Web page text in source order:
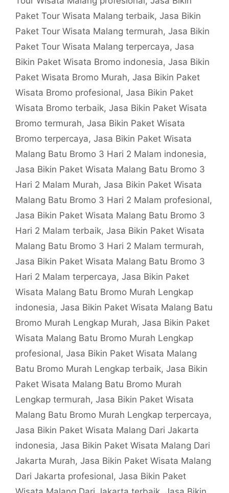
Paket Tour Wisata Malang terbaik, Jasa Bikin
Paket Tour Wisata Malang termurah, Jasa Bikin
Paket Tour Wisata Malang terpercaya, Jasa
Bikin Paket Wisata Bromo indonesia, Jasa Bikin
Paket Wisata Bromo Murah, Jasa Bikin Paket
Wisata Bromo profesional, Jasa Bikin Paket
Wisata Bromo terbaik, Jasa Bikin Paket Wisata
Bromo termurah, Jasa Bikin Paket Wisata
Bromo terpercaya, Jasa Bikin Paket Wisata
Malang Batu Bromo 3 Hari 2 Malam indonesia,
Jasa Bikin Paket Wisata Malang Batu Bromo 3
Hari 2 Malam Murah, Jasa Bikin Paket Wisata
Malang Batu Bromo 3 Hari 2 Malam profesional,
Jasa Bikin Paket Wisata Malang Batu Bromo 3
Hari 2 Malam terbaik, Jasa Bikin Paket Wisata
Malang Batu Bromo 3 Hari 2 Malam termurah,
Jasa Bikin Paket Wisata Malang Batu Bromo 3
Hari 2 Malam terpercaya, Jasa Bikin Paket
Wisata Malang Batu Bromo Murah Lengkap
indonesia, Jasa Bikin Paket Wisata Malang Batu
Bromo Murah Lengkap Murah, Jasa Bikin Paket
Wisata Malang Batu Bromo Murah Lengkap
profesional, Jasa Bikin Paket Wisata Malang
Batu Bromo Murah Lengkap terbaik, Jasa Bikin
Paket Wisata Malang Batu Bromo Murah
Lengkap termurah, Jasa Bikin Paket Wisata
Malang Batu Bromo Murah Lengkap terpercaya,
Jasa Bikin Paket Wisata Malang Dari Jakarta
indonesia, Jasa Bikin Paket Wisata Malang Dari
Jakarta Murah, Jasa Bikin Paket Wisata Malang
Dari Jakarta profesional, Jasa Bikin Paket